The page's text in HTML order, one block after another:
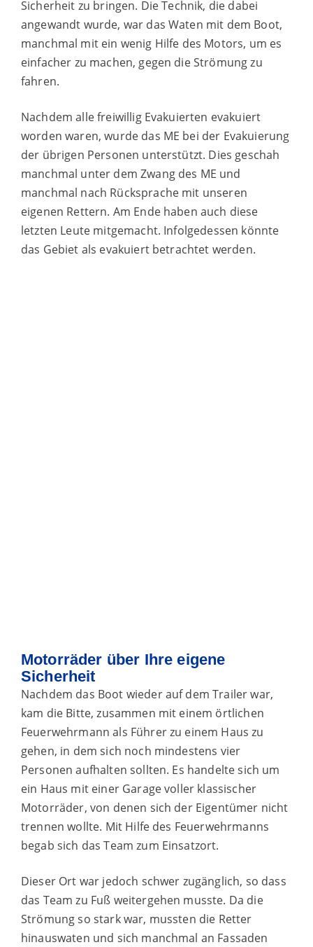
Sicherheit zu bringen. Die Technik, die dabei
angewandt wurde, war das Waten mit dem Boot,
manchmal mit ein wenig Hilfe des Motors, um es
einfacher zu machen, gegen die Strömung zu
fahren.
Nachdem alle freiwillig Evakuierten evakuiert
worden waren, wurde das ME bei der Evakuierung
der übrigen Personen unterstützt. Dies geschah
manchmal unter dem Zwang des ME und
manchmal nach Rücksprache mit unseren
eigenen Rettern. Am Ende haben auch diese
letzten Leute mitgemacht. Infolgedessen könnte
das Gebiet als evakuiert betrachtet werden.
Motorräder über Ihre eigene
Sicherheit
Nachdem das Boot wieder auf dem Trailer war,
kam die Bitte, zusammen mit einem örtlichen
Feuerwehrmann als Führer zu einem Haus zu
gehen, in dem sich noch mindestens vier
Personen aufhalten sollten. Es handelte sich um
ein Haus mit einer Garage voller klassischer
Motorräder, von denen sich der Eigentümer nicht
trennen wollte. Mit Hilfe des Feuerwehrmanns
begab sich das Team zum Einsatzort.
Dieser Ort war jedoch schwer zugänglich, so dass
das Team zu Fuß weitergehen musste. Da die
Strömung so stark war, mussten die Retter
hinauswaten und sich manchmal an Fassaden